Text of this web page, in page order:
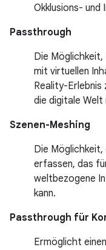
Okklusions-
Passthrough
Die
mit virtuellen
Reality-Erlebnis
die digitale
Szenen-Meshing
Die Möglichkeit,
erfassen, das
weltbezogene
kann.
Passthrough für
Ermöglicht